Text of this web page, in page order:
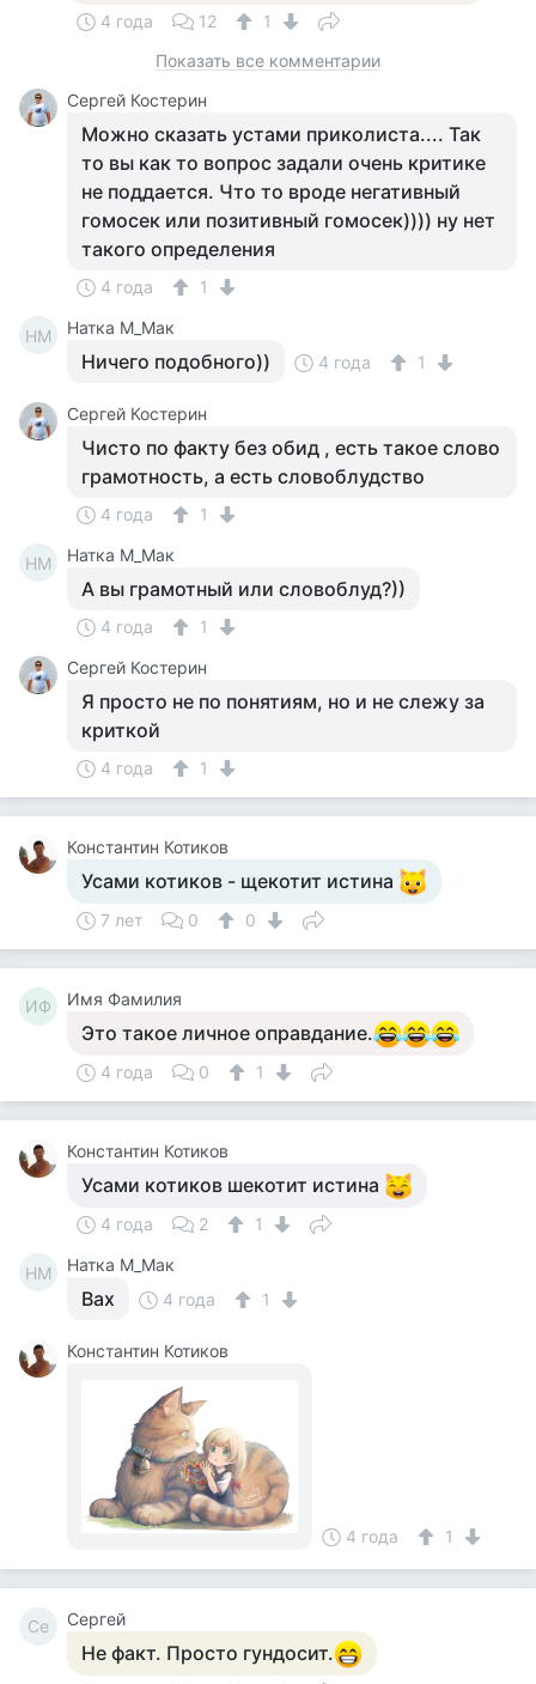
4 года 12
1
Показать все комментарии
Сергей Костерин
Можно сказать устами приколиста.... Так
то вы как то вопрос задали очень критике
не поддается. Что то вроде негативный
гомосек или позитивный гомосек)))) ну нет
такого определения
4 года 1
НМ Натка М_Мак
Ничего подобного)) 4 года 1
Сергей Костерин
Чисто по факту без обид , есть такое слово
грамотность, а есть словоблудство
4 года 1
НМ Натка М_Мак
А вы грамотный или словоблуд?))
4 года
1
Сергей Костерин
Я просто не по понятиям, но и не слежу за
криткой
4 года 1
Константин Котиков
Усами котиков - щекотит истина
7 лет 0 0
ИФ Имя Фамилия
Это такое личное оправдание.
4 года 0 1
Константин Котиков
Усами котиков шекотит истина
4 года 2 1
НМ Натка М_Мак
Вах 4 года 1
Константин Котиков
4 года 1
Се Сергей
Не факт. Просто гундосит.